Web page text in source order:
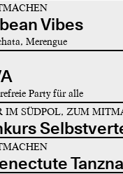
Vibes
Merengue
Party für alle
IM SÜDPOL, ZUM